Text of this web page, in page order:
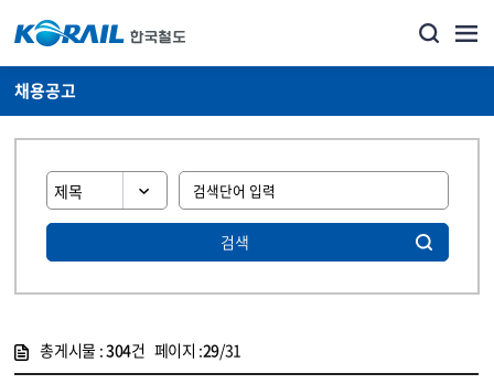
채용공고
검색
총게시물 :304건 페이지 :29/31